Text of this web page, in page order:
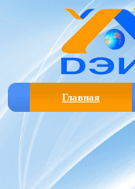
Главная